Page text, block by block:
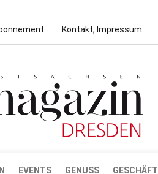
Kontakt, Impressum
EVENTS GENUSS GESCHÄFT